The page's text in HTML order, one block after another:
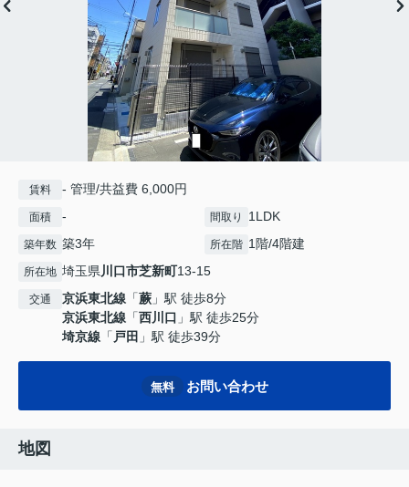
賃料 - 管理/共益費 6,000円
面積 - 間取り 1LDK
築年数 築3年 所在階 1階/4階建
所在地 埼玉県川口市芝新町13-15
交通 京浜東北線 「蕨 」駅 徒歩8分
京浜東北線 「西川口 」駅 徒歩25分
埼京線 「 戸田 」駅 徒歩39分
無料 お問い合わせ
地図